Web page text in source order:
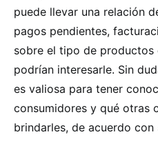
puede llevar una relación
pagos pendientes,
sobre el tipo de productos
podrían interesarle. Sin
es valiosa para tener
consumidores y qué otras
brindarles, de acuerdo